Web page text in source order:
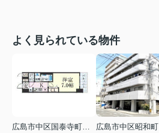
よく見られている物件
広島市中区国泰寺町２丁目
広島市中区昭和町